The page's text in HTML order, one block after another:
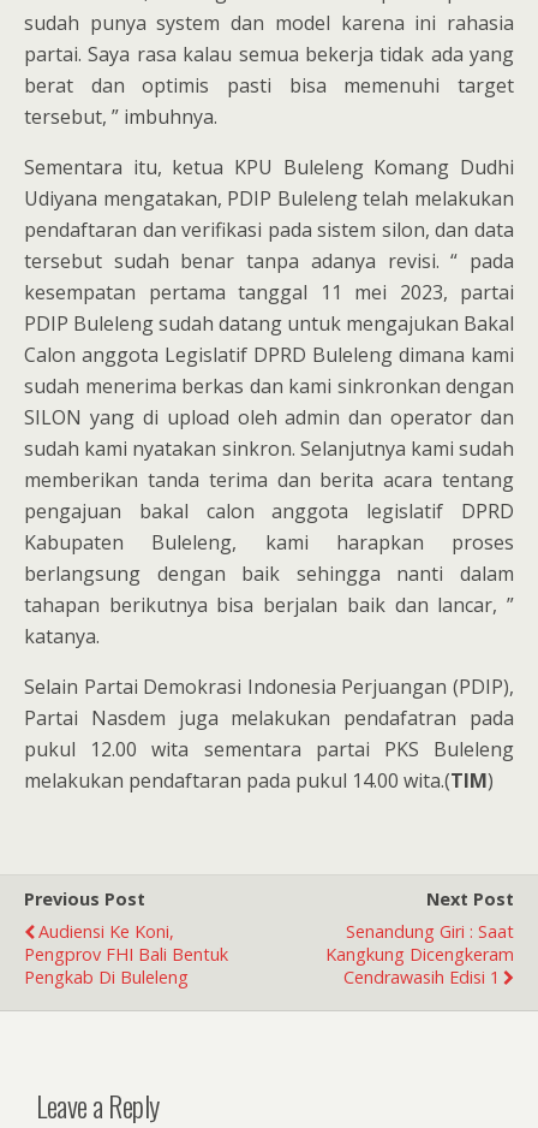
sudah punya system dan model karena ini rahasia
partai. Saya rasa kalau semua bekerja tidak ada yang
berat dan optimis pasti bisa memenuhi target
tersebut, ” imbuhnya.
Sementara itu, ketua KPU Buleleng Komang Dudhi
Udiyana mengatakan, PDIP Buleleng telah melakukan
pendaftaran dan verifikasi pada sistem silon, dan data
tersebut sudah benar tanpa adanya revisi. “ pada
kesempatan pertama tanggal 11 mei 2023, partai
PDIP Buleleng sudah datang untuk mengajukan Bakal
Calon anggota Legislatif DPRD Buleleng dimana kami
sudah menerima berkas dan kami sinkronkan dengan
SILON yang di upload oleh admin dan operator dan
sudah kami nyatakan sinkron. Selanjutnya kami sudah
memberikan tanda terima dan berita acara tentang
pengajuan bakal calon anggota legislatif DPRD
Kabupaten Buleleng, kami harapkan proses
berlangsung dengan baik sehingga nanti dalam
tahapan berikutnya bisa berjalan baik dan lancar, ”
katanya.
Selain Partai Demokrasi Indonesia Perjuangan (PDIP),
Partai Nasdem juga melakukan pendafatran pada
pukul 12.00 wita sementara partai PKS Buleleng
melakukan pendaftaran pada pukul 14.00 wita.(TIM)
Previous Post
Audiensi Ke Koni,
Pengprov FHI Bali Bentuk
Pengkab Di Buleleng
Next Post
Senandung Giri : Saat
Kangkung Dicengkeram
Cendrawasih Edisi 1
Leave a Reply